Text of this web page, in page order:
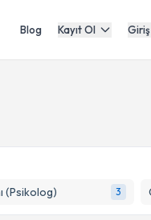
Blog Kayıt Ol
(Psikolog) 3